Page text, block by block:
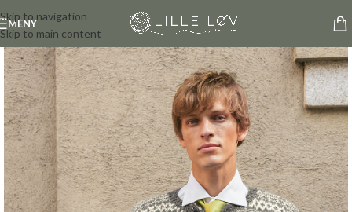
Skip to navigation
Skip to main content
MENY